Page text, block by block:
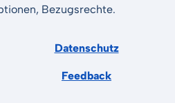
Bezugsrechte.
Datenschutz
Feedback